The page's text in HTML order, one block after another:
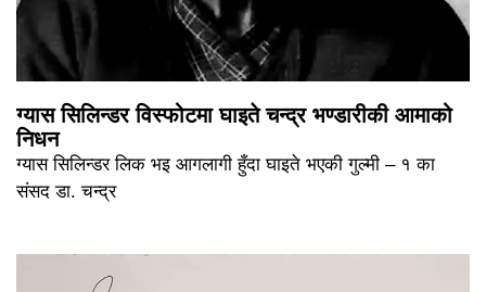
ग्यास सिलिन्डर विस्फोटमा घाइते चन्द्र भण्डारीकी आमाको
निधन
ग्यास सिलिन्डर लिक भइ आगलागी हुँदा घाइते भएकी गुल्मी – १ का
संसद डा. चन्द्र